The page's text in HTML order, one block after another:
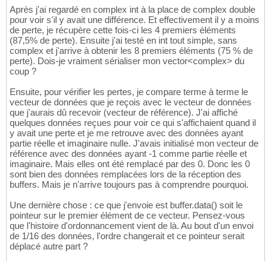
Après j'ai regardé en complex int à la place de complex double
pour voir s'il y avait une différence. Et effectivement il y a moins
de perte, je récupère cette fois-ci les 4 premiers éléments
(87,5% de perte). Ensuite j'ai testé en int tout simple, sans
complex et j'arrive à obtenir les 8 premiers éléments (75 % de
perte). Dois-je vraiment sérialiser mon vector<complex> du
coup ?
Ensuite, pour vérifier les pertes, je compare terme à terme le
vecteur de données que je reçois avec le vecteur de données
que j'aurais dû recevoir (vecteur de référence). J'ai affiché
quelques données reçues pour voir ce qui s'affichaient quand il
y avait une perte et je me retrouve avec des données ayant
partie réelle et imaginaire nulle. J'avais initialisé mon vecteur de
référence avec des données ayant -1 comme partie réelle et
imaginaire. Mais elles ont été remplacé par des 0. Donc les 0
sont bien des données remplacées lors de la réception des
buffers. Mais je n'arrive toujours pas à comprendre pourquoi.
Une dernière chose : ce que j'envoie est buffer.data() soit le
pointeur sur le premier élément de ce vecteur. Pensez-vous
que l'histoire d'ordonnancement vient de là. Au bout d'un envoi
de 1/16 des données, l'ordre changerait et ce pointeur serait
déplacé autre part ?